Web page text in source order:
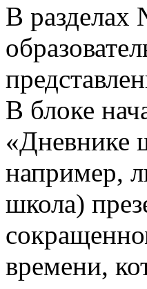
В
В блоке
«Дневнике
например,
школа)
времени,